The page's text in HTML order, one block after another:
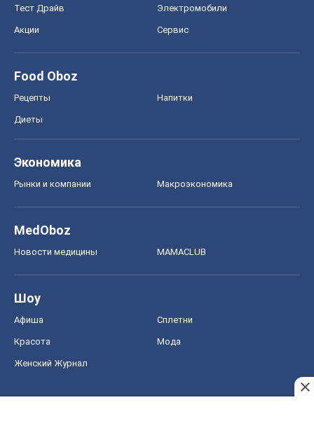
Тест Драйв Электромобили
Акции Сервис
Food Oboz
Рецепты Напитки
Диеты
Экономика
Рынки и компании Mакроэкономика
MedOboz
Новости медицины MAMACLUB
Шоу
Афиша Сплетни
Красота Мода
Женский Журнал